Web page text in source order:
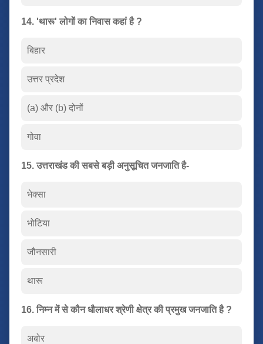
14. 'थारू' लोगों का निवास कहां है ?
बिहार
उत्तर प्रदेश
(a) और (b) दोनों
गोवा
15. उत्तराखंड की सबसे बड़ी अनुसूचित जनजाति है-
भेक्सा
भोटिया
जौनसारी
थारू
16. निम्न में से कौन धौलाधर श्रेणी क्षेत्र की प्रमुख जनजाति है ?
अबोर